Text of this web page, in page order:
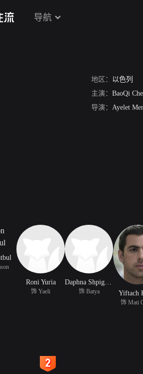
导航
地区： 以色列
主演： BaoQi
导演： Ayelet
Roni Yuria
饰 Yaeli
Daphna Shpigelman
饰 Batya Yiftach
饰 Mati